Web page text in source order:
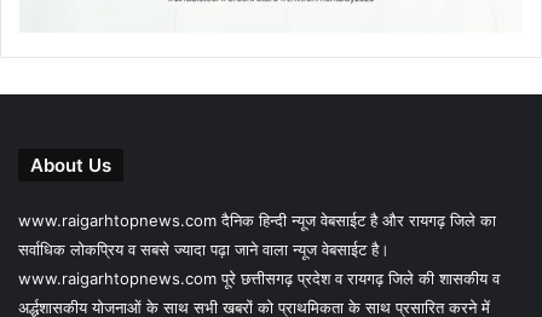
About Us
www.raigarhtopnews.com दैनिक हिन्दी न्यूज वेबसाईट है और रायगढ़ जिले का
सर्वाधिक लोकप्रिय व सबसे ज्यादा पढ़ा जाने वाला न्यूज वेबसाईट है।
www.raigarhtopnews.com पूरे छत्तीसगढ़ प्रदेश व रायगढ़ जिले की शासकीय व
अर्द्धशासकीय योजनाओं के साथ सभी खबरों को प्राथमिकता के साथ प्रसारित करने में